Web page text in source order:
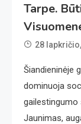
Tarpe.
28
Šiandieninėje
dominuoja
gailestingumo
Jaunimas,